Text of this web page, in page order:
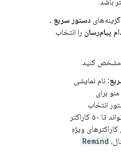
دستور سریع ،
پیام‌رسان را انتخاب
مشخص کنید:
نام نمایشی
برای
انتخاب
می‌کنند. می‌تواند تا ۵۰ کاراکتر
ویژه
Remind